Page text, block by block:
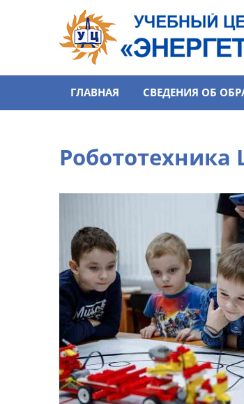
Перейти к основному содержанию
ГЛАВНАЯ СВЕДЕНИЯ ОБ
Робототехника